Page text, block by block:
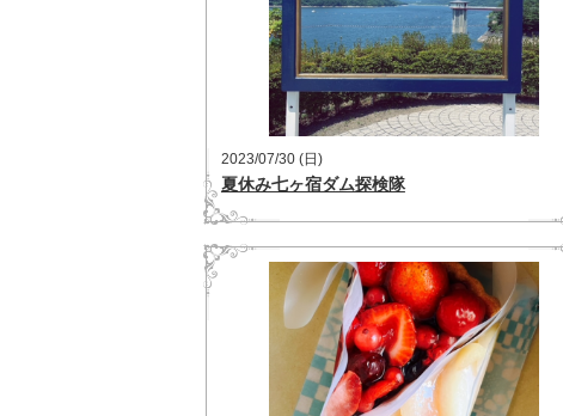
2023/07/30 (日)
夏休み七ヶ宿ダム探検隊